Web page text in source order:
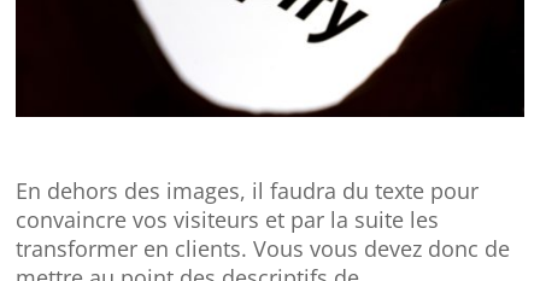
En dehors des images, il faudra du texte pour
convaincre vos visiteurs et par la suite les
transformer en clients. Vous vous devez donc de